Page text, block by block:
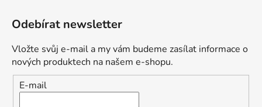
Odebírat newsletter
Vložte svůj e-mail a my vám budeme zasílat informace o
nových produktech na našem e-shopu.
E-mail